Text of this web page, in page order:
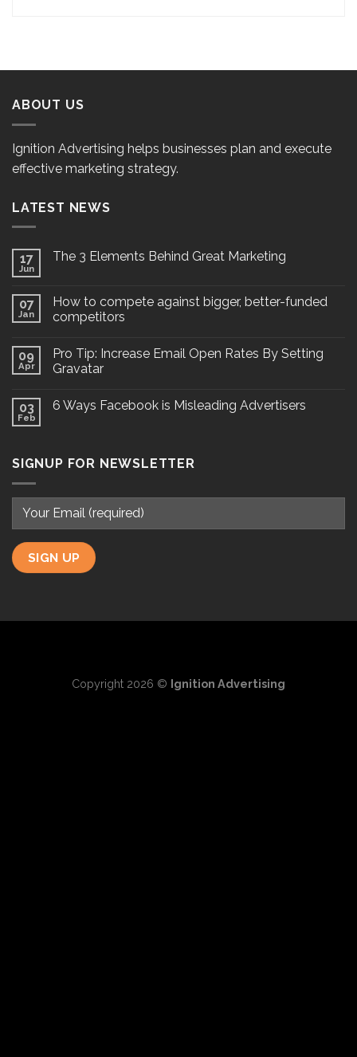
ABOUT US
Ignition Advertising helps businesses plan and execute
effective marketing strategy.
LATEST NEWS
17
Jun
The 3 Elements Behind Great Marketing
07
Jan
How to compete against bigger, better-funded
competitors
09
Apr
Pro Tip: Increase Email Open Rates By Setting
Gravatar
03
Feb
6 Ways Facebook is Misleading Advertisers
SIGNUP FOR NEWSLETTER
Copyright 2026 © Ignition Advertising